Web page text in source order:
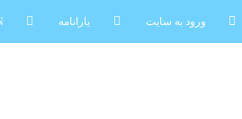
ورود به سایت یارانامه